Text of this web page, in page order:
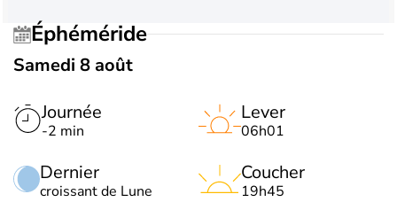
Éphéméride
Samedi 8 août
Journée
-2 min
Dernier
croissant de Lune
Lever
06h01
Coucher
19h45